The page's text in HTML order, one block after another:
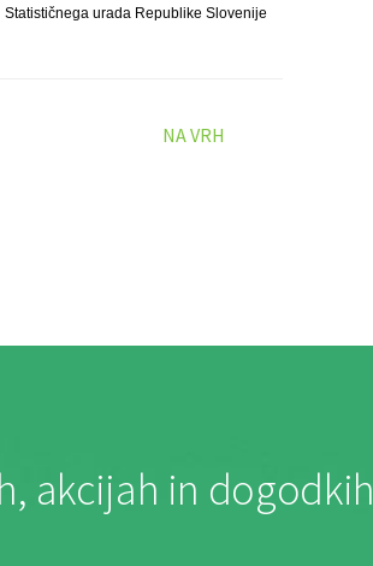
Statističnega urada Republike Slovenije
NA VRH
akcijah in dogodkih